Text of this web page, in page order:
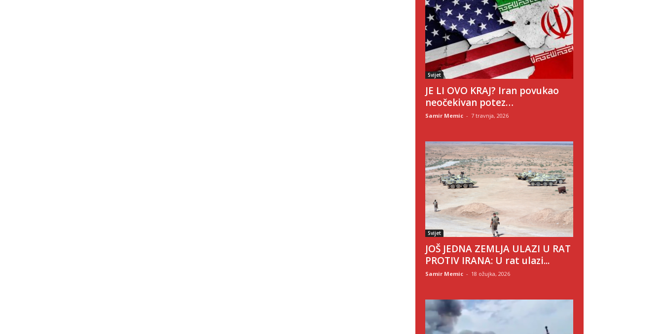
Svijet
JE LI OVO KRAJ? Iran povukao
neočekivan potez…
Samir Memic - 7 travnja, 2026
Svijet
JOŠ JEDNA ZEMLJA ULAZI U RAT
PROTIV IRANA: U rat ulazi...
Samir Memic - 18 ožujka, 2026